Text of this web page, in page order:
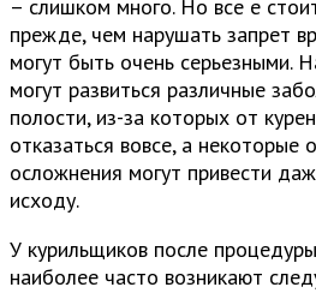
– слишком много. Но все е
прежде, чем нарушать запрет
могут быть очень серьезными.
могут развиться различные
полости, из-за которых от
отказаться вовсе, а некоторые
осложнения могут привести
исходу.
У курильщиков после
наиболее часто возникают